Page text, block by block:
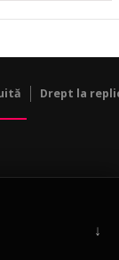
↓
Drept la